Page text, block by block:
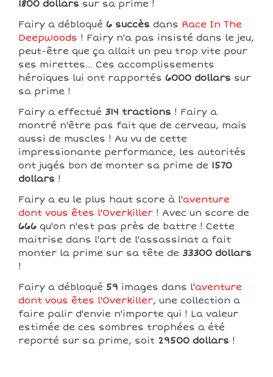
1800 dollars sur sa prime !
Fairy a débloqué 6 succès dans Race In The
Deepwoods ! Fairy n'a pas insisté dans le jeu,
peut-être que ça allait un peu trop vite pour
ses mirettes... Ces accomplissements
héroiques lui ont rapportés 6000 dollars sur
sa prime !
Fairy a effectué 314 tractions ! Fairy a
montré n'être pas fait que de cerveau, mais
aussi de muscles ! Au vu de cette
impressionante performance, les autorités
ont jugés bon de monter sa prime de 1570
dollars !
Fairy a eu le plus haut score à l'aventure
dont vous êtes l'Overkiller ! Avec un score de
666 qu'on n'est pas près de battre ! Cette
maitrise dans l'art de l'assassinat a fait
monter la prime sur sa tête de 33300 dollars
!
Fairy a débloqué 59 images dans l'aventure
dont vous êtes l'Overkiller, une collection a
faire palir d'envie n'importe qui ! La valeur
estimée de ces sombres trophées a été
reporté sur sa prime, soit 29500 dollars !